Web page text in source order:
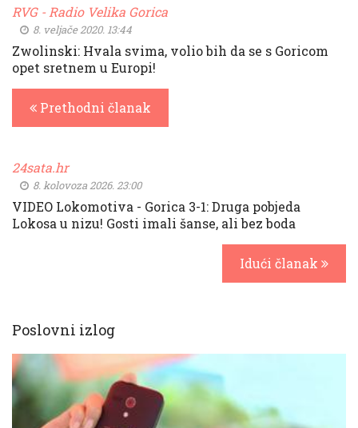
RVG - Radio Velika Gorica
8. veljače 2020. 13:44
Zwolinski: Hvala svima, volio bih da se s Goricom
opet sretnem u Europi!
Prethodni članak
24sata.hr
8. kolovoza 2026. 23:00
VIDEO Lokomotiva - Gorica 3-1: Druga pobjeda
Lokosa u nizu! Gosti imali šanse, ali bez boda
Idući članak
Poslovni izlog